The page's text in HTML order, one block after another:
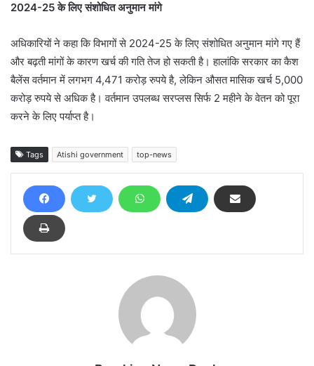
2024-25 के लिए संशोधित अनुमान मांगे
अधिकारियों ने कहा कि विभागों से 2024-25 के लिए संशोधित अनुमान मांगे गए हैं
और बढ़ती मांगों के कारण खर्च की गति तेज हो सकती है। हालांकि सरकार का कैश
बैलेंस वर्तमान में लगभग 4,471 करोड़ रुपये है, लेकिन औसत मासिक खर्च 5,000
करोड़ रुपये से अधिक है। वर्तमान उपलब्ध सरप्लस सिर्फ 2 महीने के वेतन को पूरा
करने के लिए पर्याप्त है।
Tags Atishi government top-news